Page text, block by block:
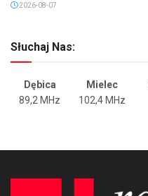
2026-08-07
Słuchaj Nas:
Dębica Mielec
89,2 MHz
102,4 MHz